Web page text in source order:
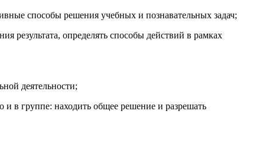
способы решения учебных и познавательных задач;
результата, определять способы действий в рамках
деятельности;
и в группе: находить общее решение и разрешать